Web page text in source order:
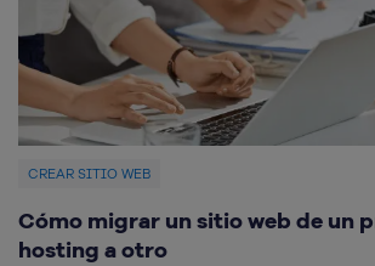
CREAR SITIO WEB
Cómo migrar un sitio web de un
hosting a otro